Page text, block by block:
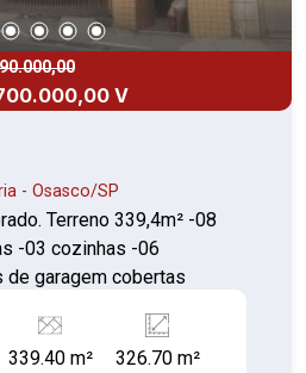
V
- Osasco/SP
vagas de garagem cobertas
339.40 m² 326.70 m²